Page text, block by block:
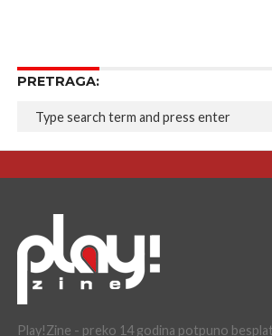
PRETRAGA:
Play!Zine - preko 14 godina potpuno